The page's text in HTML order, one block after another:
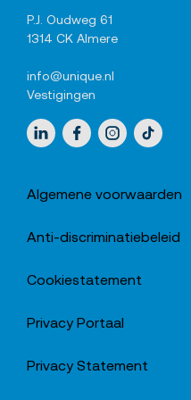
P.J. Oudweg 61
1314 CK Almere
info@unique.nl
Vestigingen
Sociale media
LinkedInFacebookInstagram
TikTok
Algemene voorwaarden
Anti-discriminatiebeleid
Cookiestatement
Privacy Portaal
Privacy Statement